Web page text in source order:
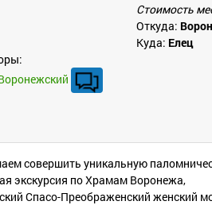
Стоимость
Откуда:
Куда: Елец
совершить уникальную
экскурсия по Храмам Воронежа,
Спасо-Преображенский женский